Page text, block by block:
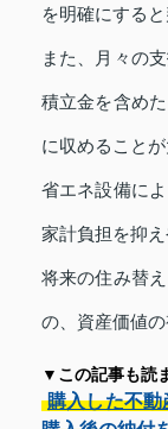
を明確にする
また、月々の
積立金を含め
に収めることが
省エネ設備に
家計負担を抑え
将来の住み替
の、資産価値
▼この記事も読
購入した不